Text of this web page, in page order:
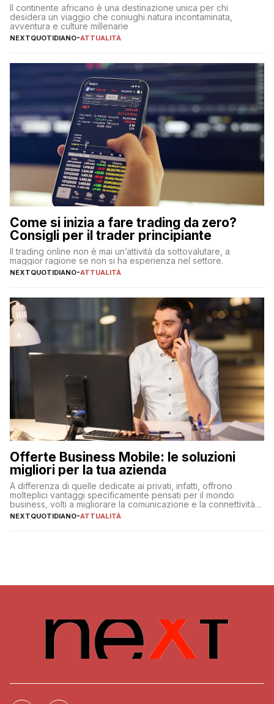
Il continente africano è una destinazione unica per chi
desidera un viaggio che coniughi natura incontaminata,
avventura e culture millenarie
NEXTQUOTIDIANO-ATTUALITÀ
Come si inizia a fare trading da zero?
Consigli per il trader principiante
Il trading online non è mai un’attività da sottovalutare, a
maggior ragione se non si ha esperienza nel settore.
NEXTQUOTIDIANO-ATTUALITÀ
Offerte Business Mobile: le soluzioni
migliori per la tua azienda
A differenza di quelle dedicate ai privati, infatti, offrono
molteplici vantaggi specificamente pensati per il mondo
business, volti a migliorare la comunicazione e la connettività
degli utenti
NEXTQUOTIDIANO-ATTUALITÀ